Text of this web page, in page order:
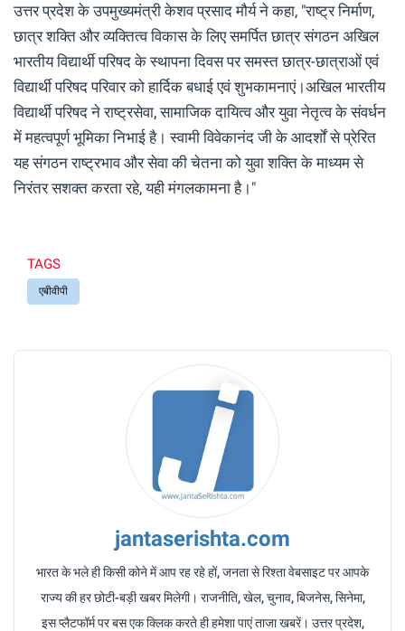
उत्तर प्रदेश के उपमुख्यमंत्री केशव प्रसाद मौर्य ने कहा, "राष्ट्र निर्माण,
छात्र शक्ति और व्यक्तित्व विकास के लिए समर्पित छात्र संगठन अखिल
भारतीय विद्यार्थी परिषद के स्थापना दिवस पर समस्त छात्र-छात्राओं एवं
विद्यार्थी परिषद परिवार को हार्दिक बधाई एवं शुभकामनाएं।अखिल भारतीय
विद्यार्थी परिषद ने राष्ट्रसेवा, सामाजिक दायित्व और युवा नेतृत्व के संवर्धन
में महत्वपूर्ण भूमिका निभाई है। स्वामी विवेकानंद जी के आदर्शों से प्रेरित
यह संगठन राष्ट्रभाव और सेवा की चेतना को युवा शक्ति के माध्यम से
निरंतर सशक्त करता रहे, यही मंगलकामना है।"
TAGS
एबीवीपी
jantaserishta.com
भारत के भले ही किसी कोने में आप रह रहे हों, जनता से रिश्ता वेबसाइट पर आपके
राज्य की हर छोटी-बड़ी खबर मिलेगी। राजनीति, खेल, चुनाव, बिजनेस, सिनेमा,
इस प्लैटफॉर्म पर बस एक क्लिक करते ही हमेशा पाएं ताजा खबरें। उत्तर प्रदेश,